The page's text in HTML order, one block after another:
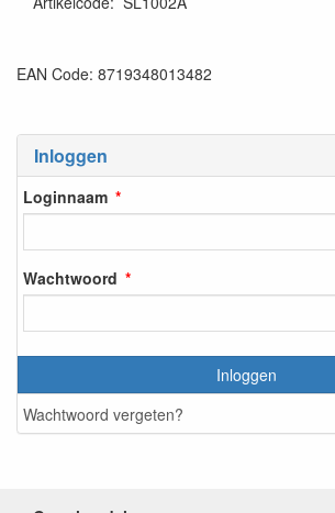
Inloggen
Loginnaam
Wachtwoord
Inloggen
Wachtwoord vergeten?
EAN Code: 8719348013482